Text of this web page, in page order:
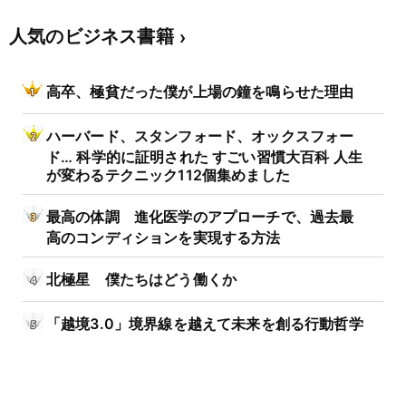
人気のビジネス書籍
高卒、極貧だった僕が上場の鐘を鳴らせた理由
ハーバード、スタンフォード、オックスフォー
ド… 科学的に証明された すごい習慣大百科 人生
が変わるテクニック112個集めました
最高の体調 進化医学のアプローチで、過去最
高のコンディションを実現する方法
北極星 僕たちはどう働くか
「越境3.0」境界線を越えて未来を創る行動哲学